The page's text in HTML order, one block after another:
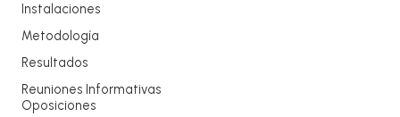
Instalaciones
Metodología
Resultados
Reuniones Informativas
Oposiciones